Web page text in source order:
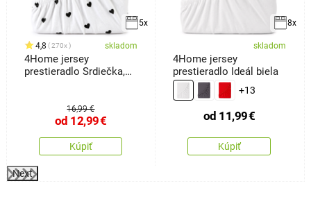
5x
4,8 270x skladom
4Home jersey
prestieradlo Srdiečka,
16,99 €
od 12,99€
Kúpiť
8x
skladom
4Home jersey
prestieradlo Ideál biela
+13
od 11,99€
Kúpiť
Next